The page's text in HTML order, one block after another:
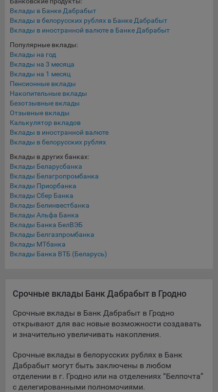
составить представление о тенденциях использования
сайта в целом. Общество использует информацию для
анализа трафика на сайтах.
9.5. Файлы cookie, применяемые для определения целевой
аудитории и в рекламных целях, например Яндекс.Метрика,
Google Analytics.
Технические/Функциональные, хранятся не более года;
Необходимые для функционирования веб-аналитических
платформ «Google Analytics», «Яндекс.Метрика»
(статистические), установлены на сервере Общества и не
передаются третьим лицам, часть из которых хранятся во
время пользования сайтом;
Остальные - не более года.
Отключение аналитических файлов cookie не позволяет
определять предпочтения пользователей сайта, в том числе
наиболее и наименее популярные страницы и принимать
меры по совершенствованию работы сайта исходя из
предпочтений пользователей.
При этом, некоторые браузеры позволяют посещать
интернет-сайты в режиме «Инкогнито», чтобы ограничить
хранимый на компьютере объем информации и
опцию в истории браузера.
Подробнее о параметрах управления можно ознакомиться,
перейдя по внешним ссылкам, ведущим на
соответствующие страницы сайтов основных браузеров:
Chrome
Safari
Вклады в Банке Дабрабыт
Вклады в белорусских рублях в Банке Дабрабыт
Вклады в иностранной валюте в Банке Дабрабыт
Популярные вклады:
Вклады на год
Вклады на 3 месяца
Вклады на 1 месяц
Пенсионные вклады
Накопительные вклады
Безотзывные вклады
Отзывные вклады
Калькулятор вкладов
Вклады в иностранной валюте
Вклады в белорусских рублях
Вклады в других банках:
Вклады Беларусбанка
Вклады Белагропромбанка
Вклады Приорбанка
Вклады Сбер Банка
Вклады Белинвестбанка
Вклады Альфа Банка
Вклады Банка БелВЭБ
Вклады Белгазпромбанка
Вклады МТбанка
Вклады Банка ВТБ (Беларусь)
Срочные вклады Банк Дабрабыт в Гродно
Срочные вклады в Банк Дабрабыт в Гродно
открывают для вас новые возможности создавать
и значительно увеличивать накопления.
Срочные вклады в белорусских рублях в Банк
Дабрабыт могут быть заключены в любом
отделении в г. Гродно или на отделениях “Белпочта”
с делегированными полномочиями.